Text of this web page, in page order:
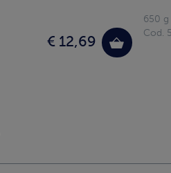
€ 12,69
650 g
Cod.